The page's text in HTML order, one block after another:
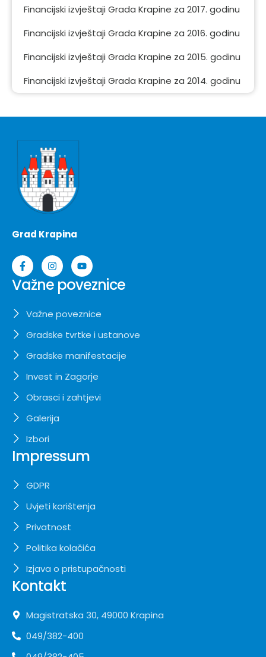
Financijski izvještaji Grada Krapine za 2017. godinu
Financijski izvještaji Grada Krapine za 2016. godinu
Financijski izvještaji Grada Krapine za 2015. godinu
Financijski izvještaji Grada Krapine za 2014. godinu
Grad Krapina
Važne poveznice
Važne poveznice
Gradske tvrtke i ustanove
Gradske manifestacije
Invest in Zagorje
Obrasci i zahtjevi
Galerija
Izbori
Impressum
GDPR
Uvjeti korištenja
Privatnost
Politika kolačića
Izjava o pristupačnosti
Kontakt
Magistratska 30, 49000 Krapina
049/382-400